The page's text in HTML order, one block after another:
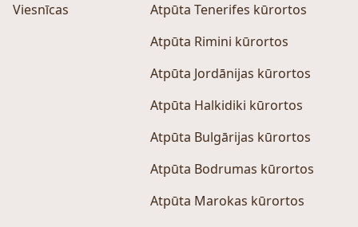
Viesnīcas
Atpūta Tenerifes kūrortos
Atpūta Rimini kūrortos
Atpūta Jordānijas kūrortos
Atpūta Halkidiki kūrortos
Atpūta Bulgārijas kūrortos
Atpūta Bodrumas kūrortos
Atpūta Marokas kūrortos